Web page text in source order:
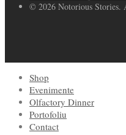
© 2026 Notorious Stories.
Shop
Evenimente
Olfactory Dinner
Portofoliu
Contact